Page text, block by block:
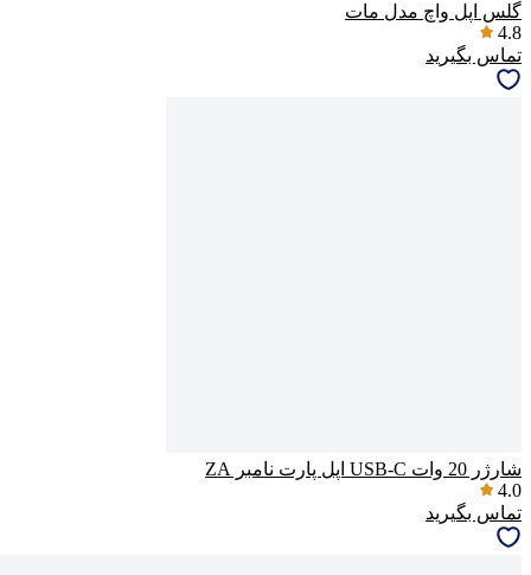
گلس اپل واچ مدل مات
4.8
تماس بگیرید
شارژر 20 وات USB-C اپل پارت نامبر ZA
4.0
تماس بگیرید